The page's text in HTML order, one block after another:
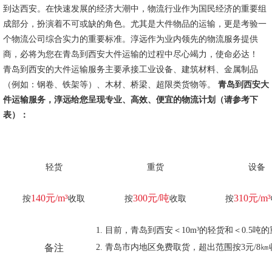
到达西安。在快速发展的经济大潮中，物流行业作为国民经济的重要组
成部分，扮演着不可或缺的角色。尤其是大件物品的运输，更是考验一
个物流公司综合实力的重要标准。淳远作为业内领先的物流服务提供
商，必将为您在青岛到西安大件运输的过程中尽心竭力，使命必达！
青岛到西安的大件运输服务主要承接工业设备、建筑材料、金属制品
（例如：钢卷、铁架等）、木材、桥梁、超限类货物等。 青岛到西安大
件运输服务，淳远给您呈现专业、高效、便宜的物流计划（请参考下
表）：
轻货 重货 设备
按140元/m³收取 按300元/吨收取 按310元/m³
备注
目前，青岛到西安＜10m³的轻货和＜0.5吨
青岛市内地区免费取货，超出范围按3元/8㎞